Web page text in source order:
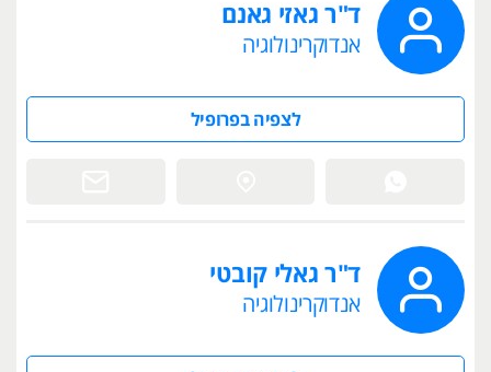
ד"ר גאזי גאנם
אנדוקרינולוגיה
לצפיה בפרופיל
ד"ר גאלי קובטי
אנדוקרינולוגיה